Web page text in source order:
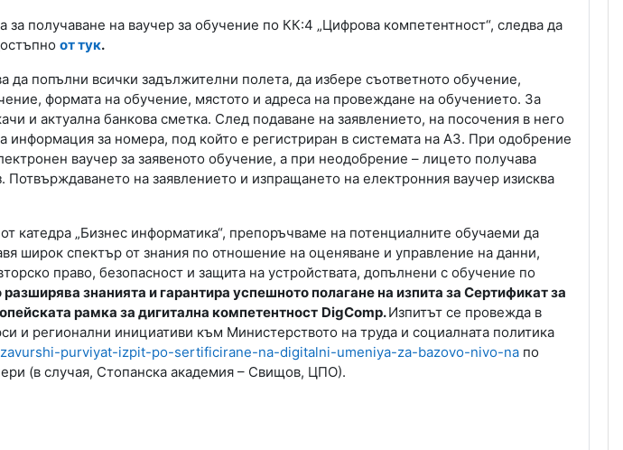
за получаване на ваучер за обучение по КК:4 „Цифрова компетентност“, следва да
от тук.
да попълни всички задължителни полета, да избере съответното обучение,
формата на обучение, мястото и адреса на провеждане на обучението. За
и актуална банкова сметка. След подаване на заявлението, на посочения в него
информация за номера, под който е регистриран в системата на АЗ. При одобрение
ваучер за заявеното обучение, а при неодобрение – лицето получава
Потвърждаването на заявлението и изпращането на електронния ваучер изисква
катедра „Бизнес информатика“, препоръчваме на потенциалните обучаеми да
широк спектър от знания по отношение на оценяване и управление на данни,
право, безопасност и защита на устройствата, допълнени с обучение по
знанията и гарантира успешното полагане на изпита за Сертификат за
рамка за дигитална компетентност DigComp.Изпитът се провежда в
и регионални инициативи към Министерството на труда и социалната политика
purviyat-izpit-po-sertificirane-na-digitalni-umeniya-za-bazovo-nivo-naпо
(в случая, Стопанска академия – Свищов, ЦПО).